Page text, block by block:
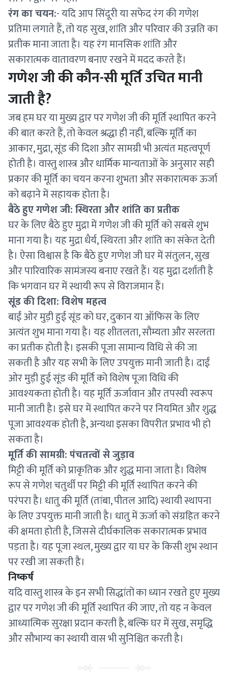
रंग का चयन:- यदि आप सिंदूरी या सफेद रंग की गणेश
प्रतिमा लगाते हैं, तो यह सुख, शांति और परिवार की उन्नति का
प्रतीक माना जाता है। यह रंग मानसिक शांति और
सकारात्मक वातावरण बनाए रखने में मदद करते हैं।
गणेश जी की कौन-सी मूर्ति उचित मानी
जाती है?
जब हम घर या मुख्य द्वार पर गणेश जी की मूर्ति स्थापित करने
की बात करते हैं, तो केवल श्रद्धा ही नहीं, बल्कि मूर्ति का
आकार, मुद्रा, सूंड की दिशा और सामग्री भी अत्यंत महत्वपूर्ण
होती है। वास्तु शास्त्र और धार्मिक मान्यताओं के अनुसार सही
प्रकार की मूर्ति का चयन करना शुभता और सकारात्मक ऊर्जा
को बढ़ाने में सहायक होता है।
बैठे हुए गणेश जी: स्थिरता और शांति का प्रतीक
घर के लिए बैठे हुए मुद्रा में गणेश जी की मूर्ति को सबसे शुभ
माना गया है। यह मुद्रा धैर्य, स्थिरता और शांति का संकेत देती
है। ऐसा विश्वास है कि बैठे हुए गणेश जी घर में संतुलन, सुख
और पारिवारिक सामंजस्य बनाए रखते हैं। यह मुद्रा दर्शाती है
कि भगवान घर में स्थायी रूप से विराजमान हैं।
सूंड की दिशा: विशेष महत्व
बाईं ओर मुड़ी हुई सूंड को घर, दुकान या ऑफिस के लिए
अत्यंत शुभ माना गया है। यह शीतलता, सौम्यता और सरलता
का प्रतीक होती है। इसकी पूजा सामान्य विधि से की जा
सकती है और यह सभी के लिए उपयुक्त मानी जाती है। दाईं
ओर मुड़ी हुई सूंड की मूर्ति को विशेष पूजा विधि की
आवश्यकता होती है। यह मूर्ति ऊर्जावान और तपस्वी स्वरूप
मानी जाती है। इसे घर में स्थापित करने पर नियमित और शुद्ध
पूजा आवश्यक होती है, अन्यथा इसका विपरीत प्रभाव भी हो
सकता है।
मूर्ति की सामग्री: पंचतत्वों से जुड़ाव
मिट्टी की मूर्ति को प्राकृतिक और शुद्ध माना जाता है। विशेष
रूप से गणेश चतुर्थी पर मिट्टी की मूर्ति स्थापित करने की
परंपरा है। धातु की मूर्ति (तांबा, पीतल आदि) स्थायी स्थापना
के लिए उपयुक्त मानी जाती है। धातु में ऊर्जा को संग्रहित करने
की क्षमता होती है, जिससे दीर्घकालिक सकारात्मक प्रभाव
पड़ता है। यह पूजा स्थल, मुख्य द्वार या घर के किसी शुभ स्थान
पर रखी जा सकती है।
निष्कर्ष
यदि वास्तु शास्त्र के इन सभी सिद्धांतों का ध्यान रखते हुए मुख्य
द्वार पर गणेश जी की मूर्ति स्थापित की जाए, तो यह न केवल
आध्यात्मिक सुरक्षा प्रदान करती है, बल्कि घर में सुख, समृद्धि
और सौभाग्य का स्थायी वास भी सुनिश्चित करती है।